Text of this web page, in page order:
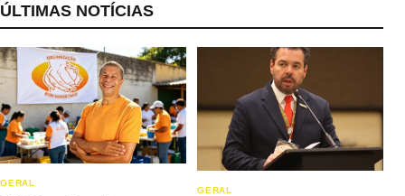
ÚLTIMAS NOTÍCIAS
GERAL
GERAL